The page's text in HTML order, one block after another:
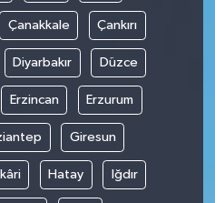
Çanakkale Çankırı
Diyarbakır Düzce
Erzincan Erzurum
Giresun
Hatay Iğdır